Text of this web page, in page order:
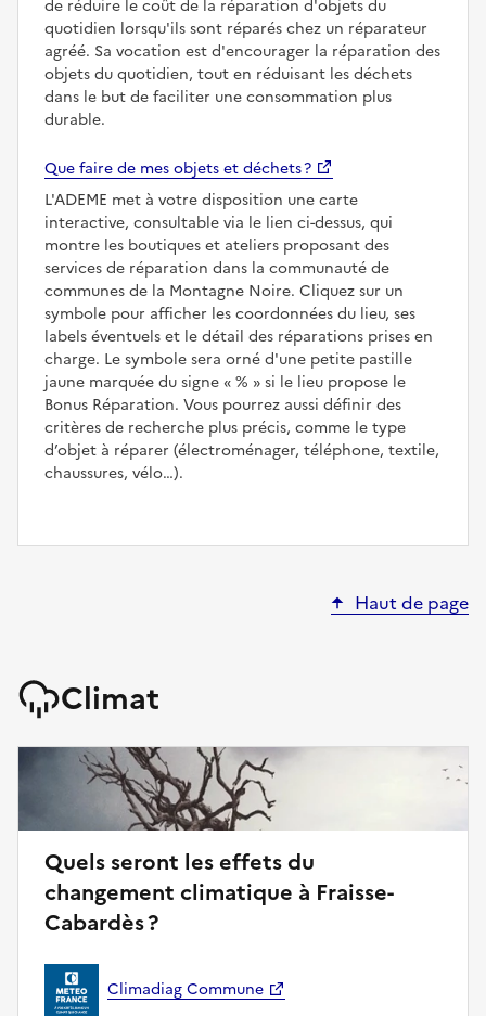
de réduire le coût de la réparation d'objets du
quotidien lorsqu'ils sont réparés chez un réparateur
agréé. Sa vocation est d'encourager la réparation des
objets du quotidien, tout en réduisant les déchets
dans le but de faciliter une consommation plus
durable.
Que faire de mes objets et déchets ?
L'ADEME met à votre disposition une carte
interactive, consultable via le lien ci-dessus, qui
montre les boutiques et ateliers proposant des
services de réparation dans la communauté de
communes de la Montagne Noire. Cliquez sur un
symbole pour afficher les coordonnées du lieu, ses
labels éventuels et le détail des réparations prises en
charge. Le symbole sera orné d'une petite pastille
jaune marquée du signe
%
si le lieu propose le
Bonus Réparation. Vous pourrez aussi définir des
critères de recherche plus précis, comme le type
d’objet à réparer (électroménager, téléphone, textile,
chaussures, vélo…).
Haut de page
Climat
Quels seront les effets du
changement climatique à Fraisse-
Cabardès ?
Climadiag Commune